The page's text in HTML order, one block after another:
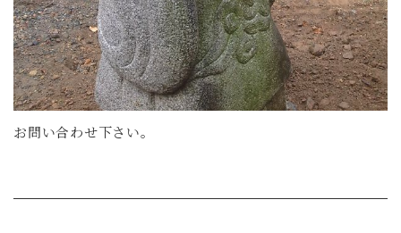
お問い合わせ下さい。